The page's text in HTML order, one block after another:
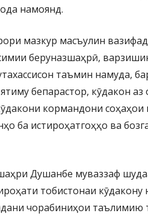
намоянд.
мазкур масъулин
беруназшаҳрӣ,
таъмин намуда,
бепарастор, кӯдакон
кормандони соҳаҳои
ба истироҳатгоҳҳо ва
Душанбе муваззаф
тобистонаи
чорабиниҳои